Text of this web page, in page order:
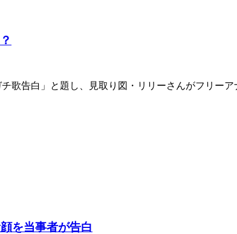
歌告白」と題し、見取り図・リリーさんがフリー
を当事者が告白